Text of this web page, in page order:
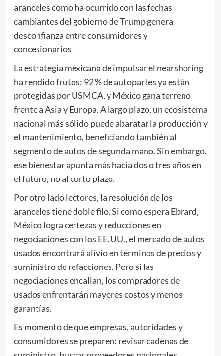
aranceles como ha ocurrido con las fechas
cambiantes del gobierno de Trump genera
desconfianza entre consumidores y
concesionarios .
La estrategia mexicana de impulsar el nearshoring
ha rendido frutos: 92 % de autopartes ya están
protegidas por USMCA, y México gana terreno
frente a Asia y Europa. A largo plazo, un ecosistema
nacional más sólido puede abaratar la producción y
el mantenimiento, beneficiando también al
segmento de autos de segunda mano. Sin embargo,
ese bienestar apunta más hacia dos o tres años en
el futuro, no al corto plazo.
Por otro lado lectores, la resolución de los
aranceles tiene doble filo. Si como espera Ebrard,
México logra certezas y reducciones en
negociaciones con los EE. UU., el mercado de autos
usados encontrará alivio en términos de precios y
suministro de refacciones. Pero si las
negociaciones encallan, los compradores de
usados enfrentarán mayores costos y menos
garantías.
Es momento de que empresas, autoridades y
consumidores se preparen: revisar cadenas de